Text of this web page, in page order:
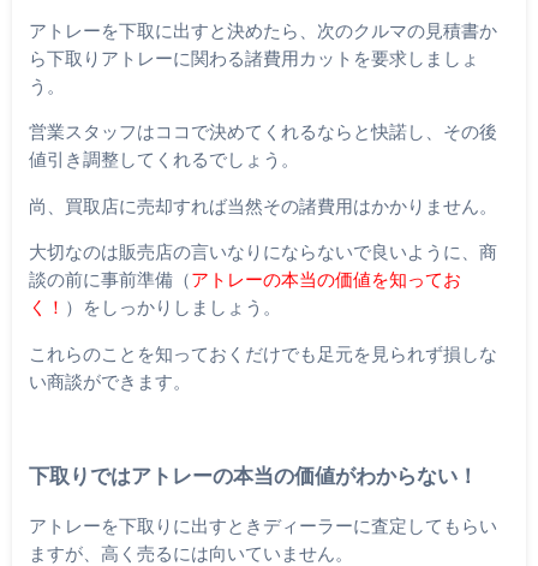
アトレーを下取に出すと決めたら、次のクルマの見積書か
ら下取りアトレーに関わる諸費用カットを要求しましょ
う。
営業スタッフはココで決めてくれるならと快諾し、その後
値引き調整してくれるでしょう。
尚、買取店に売却すれば当然その諸費用はかかりません。
大切なのは販売店の言いなりにならないで良いように、商
談の前に事前準備（アトレーの本当の価値を知ってお
く！ ）をしっかりしましょう。
これらのことを知っておくだけでも足元を見られず損しな
い商談ができます。
下取りではアトレーの本当の価値がわからない！
アトレーを下取りに出すときディーラーに査定してもらい
ますが、高く売るには向いていません。